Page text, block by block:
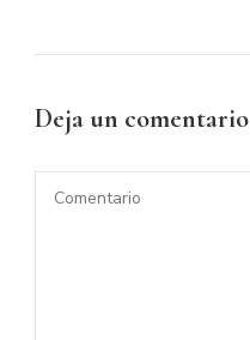
Deja un comentario